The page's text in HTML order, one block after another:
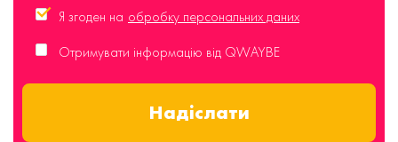
Я згоден на обробку персональних даних
Отримувати інформацію від QWAYBE
Надіслати